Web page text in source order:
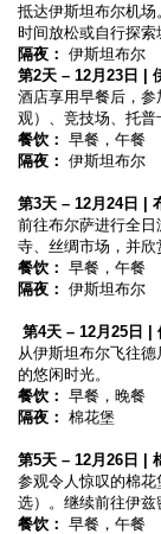
抵达伊斯坦布尔机
时间放松或自行探索
隔夜： 伊斯坦布尔
第2天 – 12月23日 |
酒店享用早餐后，
观）、竞技场、托普
餐饮： 早餐，午餐
隔夜： 伊斯坦布尔
第3天 – 12月24日 |
前往布尔萨进行全
寺、丝绸市场，并欣
餐饮： 早餐，午餐
隔夜： 伊斯坦布尔
第4天 – 12月25日
从伊斯坦布尔飞往
的悠闲时光。
餐饮： 早餐，晚餐
隔夜： 棉花堡
第5天 – 12月26日 |
参观令人惊叹的棉
选）。继续前往伊兹
餐饮： 早餐，午餐